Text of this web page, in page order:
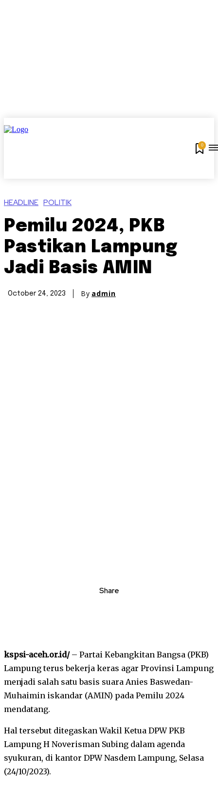
0
HEADLINE POLITIK
Pemilu 2024, PKB
Pastikan Lampung
Jadi Basis AMIN
October 24, 2023 By admin
Share
kspsi-aceh.or.id/– Partai Kebangkitan Bangsa (PKB)
Lampung terus bekerja keras agar Provinsi Lampung
menjadi salah satu basis suara Anies Baswedan-
Muhaimin iskandar (AMIN) pada Pemilu 2024
mendatang.
Hal tersebut ditegaskan Wakil Ketua DPW PKB
Lampung H Noverisman Subing dalam agenda
syukuran, di kantor DPW Nasdem Lampung, Selasa
(24/10/2023).